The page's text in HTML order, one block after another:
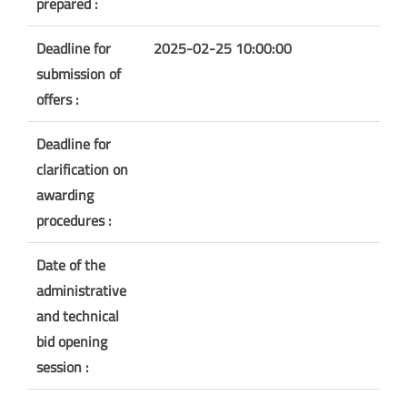
Deadline for
submission of
offers :
2025-02-25 10:00:00
Deadline for
clarification on
awarding
procedures :
Date of the
administrative
and technical
bid opening
session :